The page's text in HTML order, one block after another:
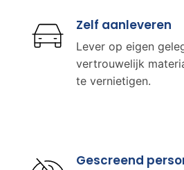
Zelf aanleveren
Lever op eigen
vertrouwelijk
te vernietigen.
Gescreend